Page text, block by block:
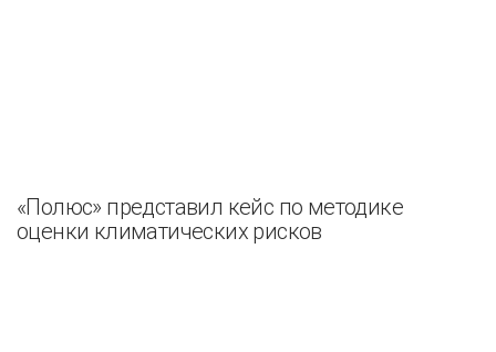
«Полюс» представил кейс по методике
оценки климатических рисков